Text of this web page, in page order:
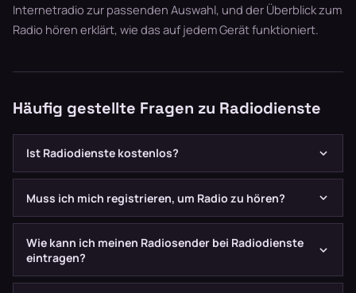
Internetradio zur passenden Auswahl, und der Überblick zum
Radio hören erklärt, wie das auf jedem Gerät funktioniert.
Häufig gestellte Fragen zu Radiodienste
Ist Radiodienste kostenlos?
Ja! Du kannst bei Radiodienste kostenlos und ohne
Registrierung Radio hören. Auch das Eintragen eines
eigenen Senders ist in der Basisversion kostenlos. Für
erweiterte Funktionen wie Premium-Platzierung oder
Werbebuchungen gibt es optionale kostenpflichtige
Angebote für Senderbetreiber.
Muss ich mich registrieren, um Radio zu hören?
Nein, du kannst sofort und ohne Anmeldung Radio hören.
Eine kostenlose Registrierung als Hörer ermöglicht dir
zusätzliche Funktionen wie Favoriten speichern, Sender
Wie kann ich meinen Radiosender bei Radiodienste
eintragen?